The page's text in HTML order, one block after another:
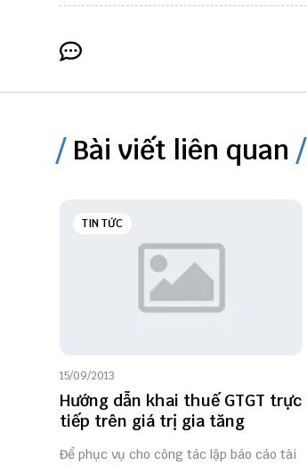
Bài viết liên quan
TIN TỨC
15/09/2013
Hướng dẫn khai thuế GTGT trực
tiếp trên giá trị gia tăng
Để phục vụ cho công tác lập báo cáo tài